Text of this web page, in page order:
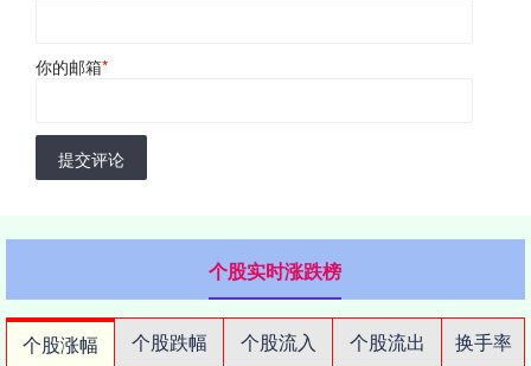
你的邮箱*
提交评论
个股实时涨跌榜
个股涨幅 个股跌幅 个股流入 个股流出
换手率